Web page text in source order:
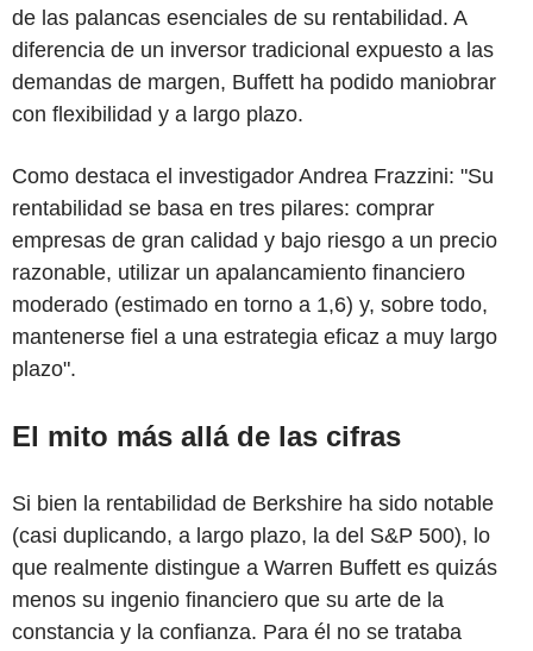
de las palancas esenciales de su rentabilidad. A
diferencia de un inversor tradicional expuesto a las
demandas de margen, Buffett ha podido maniobrar
con flexibilidad y a largo plazo.
Como destaca el investigador Andrea Frazzini: "Su
rentabilidad se basa en tres pilares: comprar
empresas de gran calidad y bajo riesgo a un precio
razonable, utilizar un apalancamiento financiero
moderado (estimado en torno a 1,6) y, sobre todo,
mantenerse fiel a una estrategia eficaz a muy largo
plazo".
El mito más allá de las cifras
Si bien la rentabilidad de Berkshire ha sido notable
(casi duplicando, a largo plazo, la del S&P 500), lo
que realmente distingue a Warren Buffett es quizás
menos su ingenio financiero que su arte de la
constancia y la confianza. Para él no se trataba